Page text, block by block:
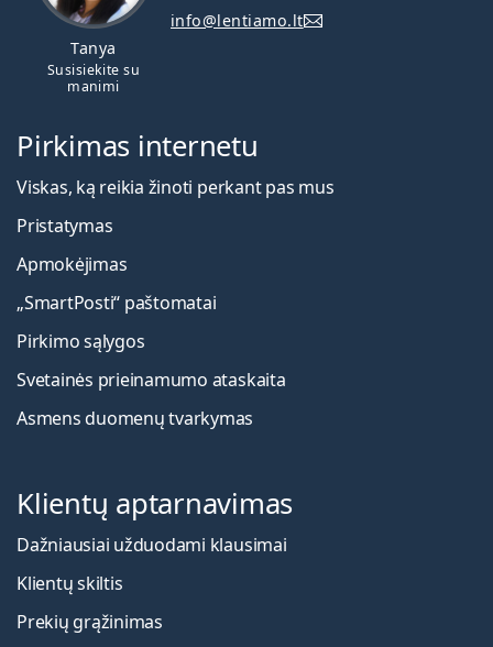
Tanya
Susisiekite su
manimi
info@lentiamo.lt
Pirkimas internetu
Viskas, ką reikia žinoti perkant pas mus
Pristatymas
Apmokėjimas
„SmartPosti“ paštomatai
Pirkimo sąlygos
Svetainės prieinamumo ataskaita
Asmens duomenų tvarkymas
Klientų aptarnavimas
Dažniausiai užduodami klausimai
Klientų skiltis
Prekių grąžinimas